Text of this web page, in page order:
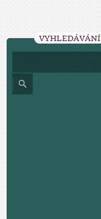
VYHLEDÁVÁNÍ